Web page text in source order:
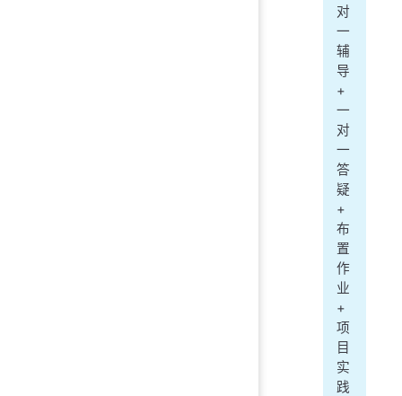
对
一
辅
导
+
一
对
一
答
疑
+
布
置
作
业
+
项
目
实
践